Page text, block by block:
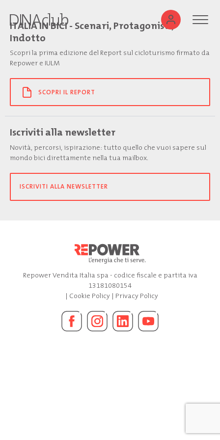
ITALIA IN BICI - Scenari, Protagonisti,
Indotto
Scopri la prima edizione del Report sul cicloturismo firmato da
Repower e IULM
SCOPRI IL REPORT
Iscriviti alla newsletter
Novità, percorsi, ispirazione: tutto quello che vuoi sapere sul
mondo bici direttamente nella tua mailbox.
ISCRIVITI ALLA NEWSLETTER
Repower Vendita Italia spa - codice fiscale e partita iva
13181080154
| Cookie Policy| Privacy Policy